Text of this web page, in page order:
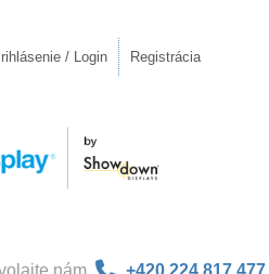
/ Login Registrácia